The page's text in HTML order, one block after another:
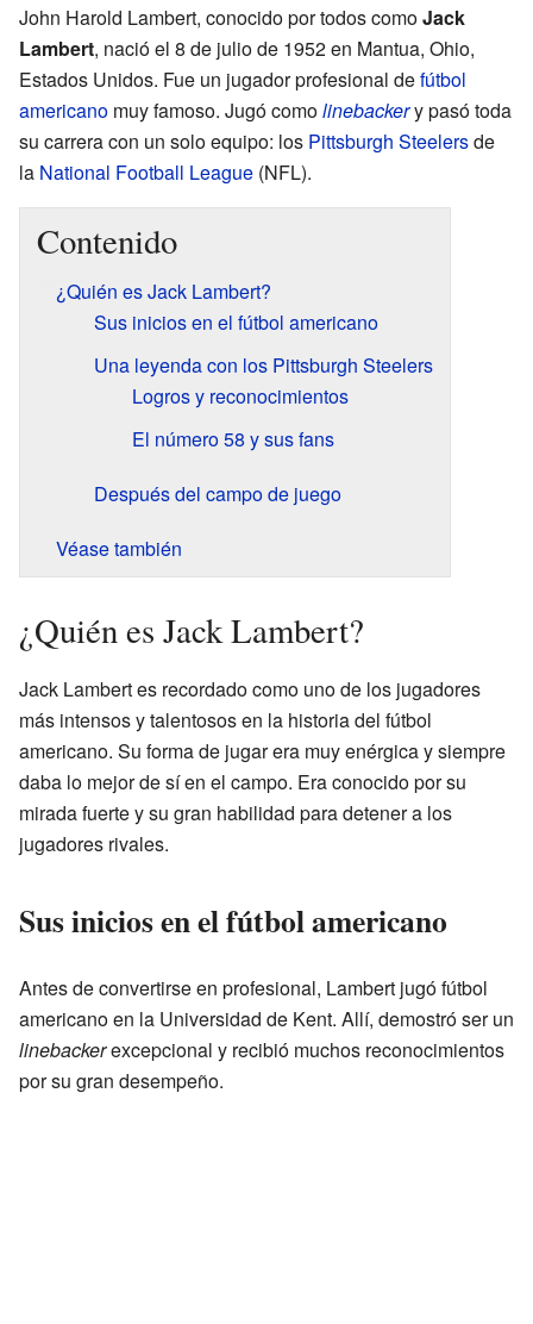
John Harold Lambert, conocido por todos comoJack
Lambert, nació el 8 de julio de 1952 en Mantua, Ohio,
Estados Unidos. Fue un jugador profesional defútbol
americano muy famoso. Jugó comolinebackery pasó toda
su carrera con un solo equipo: los Pittsburgh Steelersde
la National Football League (NFL).
Contenido
¿Quién es Jack Lambert?
Sus inicios en el fútbol americano
Una leyenda con los Pittsburgh Steelers
Logros y reconocimientos
El número 58 y sus fans
Después del campo de juego
Véase también
¿Quién es Jack Lambert?
Jack Lambert es recordado como uno de los jugadores
más intensos y talentosos en la historia del fútbol
americano. Su forma de jugar era muy enérgica y siempre
daba lo mejor de sí en el campo. Era conocido por su
mirada fuerte y su gran habilidad para detener a los
jugadores rivales.
Sus inicios en el fútbol americano
Antes de convertirse en profesional, Lambert jugó fútbol
americano en la Universidad de Kent. Allí, demostró ser un
linebackerexcepcional y recibió muchos reconocimientos
por su gran desempeño.